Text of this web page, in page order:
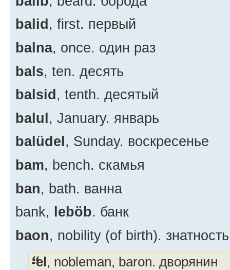
balid , first. первый
balna, once. один раз
bals, ten. десять
balsid, tenth. десятый
balul, January. январь
balüdel , Sunday. воскресенье
bam, bench. скамья
ban, bath. ванна
bank, leböb. банк
baon, nobility (of birth). знатность
-el , nobleman, baron. дворянин